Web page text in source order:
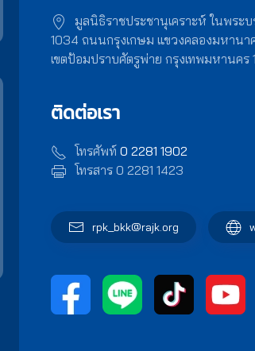
มูลนิธิราชประชานุเคราะห์ ในพระ
1034 ถนนกรุงเกษม แขวงคลองมหานา
เขตป้อมปราบศัตรูพ่าย กรุงเทพมหานคร
ติดต่อเรา
โทรศัพท์ 0 2281 1902
โทรสาร 0 2281 1423
rpk_bkk@rajk.org